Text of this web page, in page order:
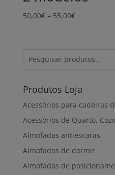
50,00€ – 55,00€Price
55,00€
Produtos Loja
Acessórios para cadeiras
Acessórios de Quarto,
Almofadas antiescaras
Almofadas de dormir
Almofadas de